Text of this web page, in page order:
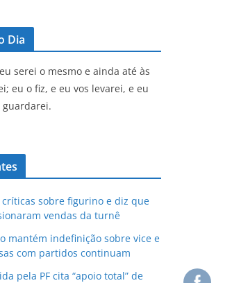
Dia
serei o mesmo e ainda até às
eu o fiz, e eu vos levarei, e eu
guardarei.
críticas sobre figurino e diz que
vendas da turnê
mantém indefinição sobre vice e
com partidos continuam
pela PF cita “apoio total” de